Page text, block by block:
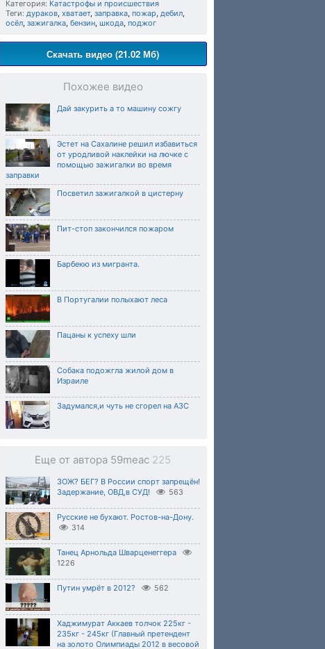
Категория: Катастрофы и происшествия
Теги: дураков, хватает, заправка, пожар, дебил,
осёл, зажигалка, бензин, шкода, поджог
Скачать видео (21.02 Мб)
Похожее видео
Дай закурить а то машину сожгу
Эстет на Сахалине решил избавиться
от уродливой наклейки на лючке с
помощью зажигалки во время
заправки
Посветил зажигалкой в цистерну
Пит-стоп закончился пожаром
Барбекю из мигранта.
В Португалии полыхают леса
Пацаны к успеху шли
Собака подожгла жилой дом в
Израиле
Задумался,и чуть не сгорел на АЗС
Еще от автора 59meac 225
ЗОЖ? БЕГ? В России спорт запрещён!
Задержание, ОВД,в СУД!
563
Русские не бухают. Ростов-на-Дону.
314
Танец Арнольда Шварценеггера
1226
Путин умрёт в 2012? 562
Хаджимурат Аккаев толчок 225кг -
235кг - 245кг (Главный претендент
на золото Олимпиады 2012 в весовой